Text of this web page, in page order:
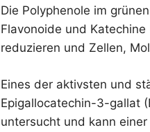
Die Polyphenole im
Flavonoide und
reduzieren und Zellen,
Eines der aktivsten und
Epigallocatechin-3-gallat
untersucht und kann